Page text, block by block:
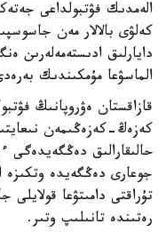
الەمدىك فۋتبولداعى
كەلۋى بالالار مەن
دايارلىق ادىستەمەلەرىن
الماسۋعا مۇمكىندىك
قازاقستان ەۋروپانىڭ
كەزەڭ-كەزەڭىمەن
حالىقارالىق
جوعارى دەڭگەيدە وتكىزە
تۇراقتى دامىتۋعا قولايلى
رەتىندە تانىلىپ وتىر.